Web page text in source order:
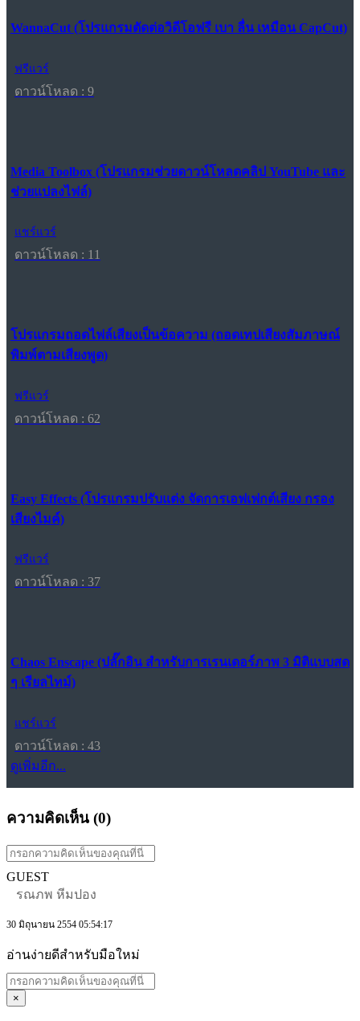
WannaCut (โปรแกรมตัดต่อวิดีโอฟรี เบา ลื่น เหมือน CapCut)
ฟรีแวร์
ดาวน์โหลด : 9
Media Toolbox (โปรแกรมช่วยดาวน์โหลดคลิป YouTube และ
ช่วยแปลงไฟล์)
แชร์แวร์
ดาวน์โหลด : 11
โปรแกรมถอดไฟล์เสียงเป็นข้อความ (ถอดเทปเสียงสัมภาษณ์
พิมพ์ตามเสียงพูด)
ฟรีแวร์
ดาวน์โหลด : 62
Easy Effects (โปรแกรมปรับแต่ง จัดการเอฟเฟกต์เสียง กรอง
เสียงไมค์)
ฟรีแวร์
ดาวน์โหลด : 37
Chaos Enscape (ปลั๊กอิน สำหรับการเรนเดอร์ภาพ 3 มิติแบบสด
ๆ เรียลไทม์)
แชร์แวร์
ดาวน์โหลด : 43
ดูเพิ่มอีก...
ความคิดเห็น (0)
GUEST
รณภพ หีมปอง
30 มิถุนายน 2554 05:54:17
อ่านง่ายดีสำหรับมือใหม่
×